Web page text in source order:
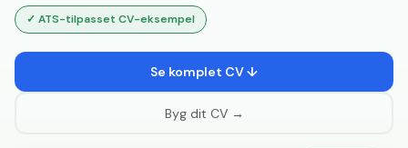
✓ ATS-tilpasset CV-eksempel
Se komplet CV ↓
Byg dit CV →